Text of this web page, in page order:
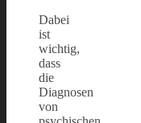
Dabei
ist
wichtig,
dass
die
Diagnosen
von